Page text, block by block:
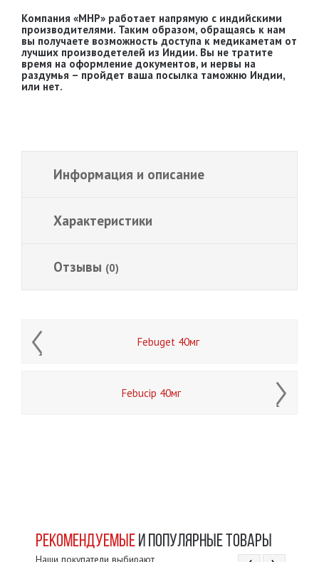
Компания «MHP» работает напрямую с индийскими
производителями. Таким образом, обращаясь к нам
вы получаете возможность доступа к медикаметам от
лучших производетелей из Индии. Вы не тратите
время на оформление документов, и нервы на
раздумья – пройдет ваша посылка таможню Индии,
или нет.
Информация и описание
Характеристики
Отзывы (0)
Febuget 40мг
Febucip 40мг
РЕКОМЕНДУЕМЫЕ И ПОПУЛЯРНЫЕ ТОВАРЫ
Наши покупатели выбирают